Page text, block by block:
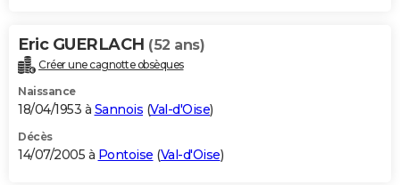
Eric GUERLACH (52 ans)
Créer une cagnotte obsèques
Naissance
18/04/1953 à Sannois (Val-d'Oise)
Décès
14/07/2005 à Pontoise (Val-d'Oise)